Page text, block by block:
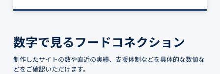
数字で見るフードコネクション
制作したサイトの数や直近の実績、支援体制などを具体的な数値な
どをご確認いただけます。